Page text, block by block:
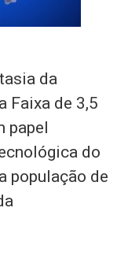
da
Faixa de 3,5
papel
do
população de